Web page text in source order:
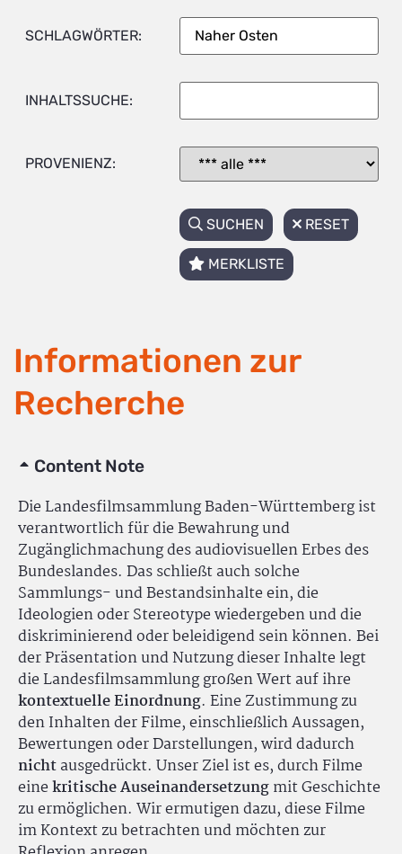
SCHLAGWÖRTER:
INHALTSSUCHE:
PROVENIENZ:
SUCHEN RESET
MERKLISTE
Informationen zur
Recherche
Content Note
Die Landesfilmsammlung Baden-Württemberg ist
verantwortlich für die Bewahrung und
Zugänglichmachung des audiovisuellen Erbes des
Bundeslandes. Das schließt auch solche
Sammlungs- und Bestandsinhalte ein, die
Ideologien oder Stereotype wiedergeben und die
diskriminierend oder beleidigend sein können. Bei
der Präsentation und Nutzung dieser Inhalte legt
die Landesfilmsammlung großen Wert auf ihre
kontextuelle Einordnung. Eine Zustimmung zu
den Inhalten der Filme, einschließlich Aussagen,
Bewertungen oder Darstellungen, wird dadurch
nichtausgedrückt. Unser Ziel ist es, durch Filme
einekritische Auseinandersetzungmit Geschichte
zu ermöglichen. Wir ermutigen dazu, diese Filme
im Kontext zu betrachten und möchten zur